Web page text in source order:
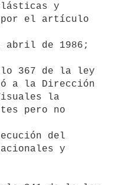
y
por el artículo
abril de 1986;
a la Dirección
la
pero no
del
y